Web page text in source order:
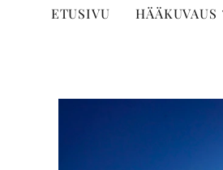
ETUSIVU HÄÄKUVAUS